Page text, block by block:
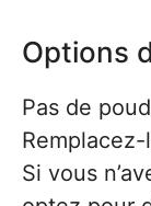
Options
Pas de
Remplacez-
Si vous